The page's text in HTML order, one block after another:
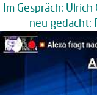
Im Gespräch:
neu gedacht: